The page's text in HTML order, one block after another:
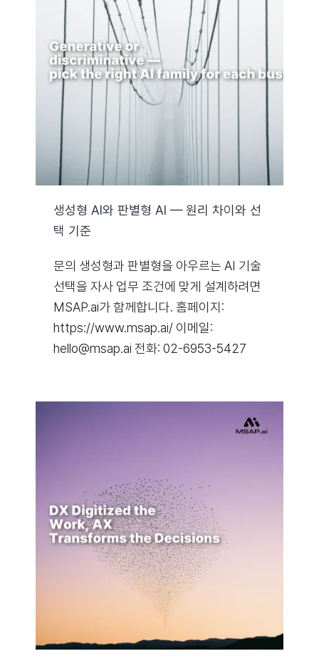
생성형 AI와 판별형 AI — 원리 차이와 선
택 기준
문의 생성형과 판별형을 아우르는 AI 기술
선택을 자사 업무 조건에 맞게 설계하려면
MSAP.ai가 함께합니다. 홈페이지:
https://www.msap.ai/ 이메일:
hello@msap.ai 전화: 02-6953-5427